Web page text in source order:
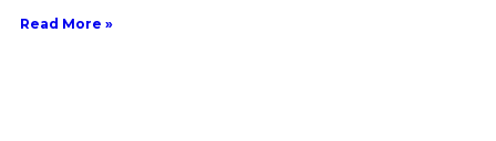
Read More »